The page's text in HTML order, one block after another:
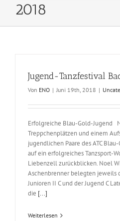
2018
Jugend-Tanzfestival
Von ENO | Juni 19th, 2018 |
Erfolgreiche Blau-Gold-Jugend
Treppchenplätzen und einem
jugendlichen Paare des ATC
auf ein erfolgreiches Tanzsport-
Liebenzell zurückblicken. Noel
Aschenbrenner belegten jeweils
Junioren II C und der Jugend C
die [...]
Weiterlesen